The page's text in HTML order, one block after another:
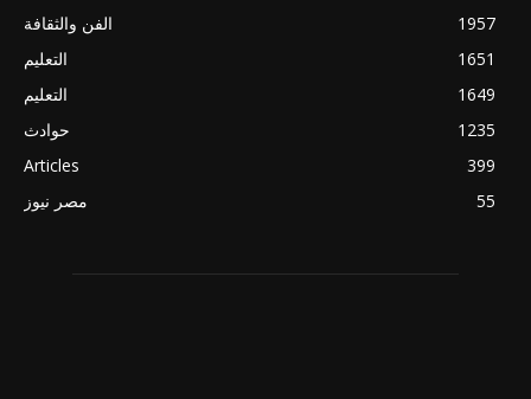
الفن والثقافة
1957
التعليم
1651
التعليم
1649
حوادث
1235
Articles
399
مصر نيوز
55